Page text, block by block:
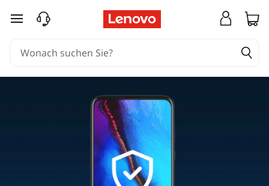
zum Hauptinhalt springen